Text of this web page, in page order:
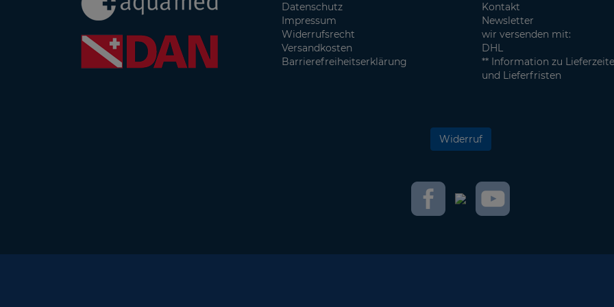
Datenschutz
Impressum
Widerrufsrecht
Versandkosten
Barrierefreiheitserklärung
Kontakt
Newsletter
wir versenden mit:
DHL
** Information zu
und Lieferfristen
Widerruf